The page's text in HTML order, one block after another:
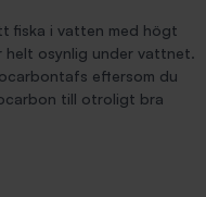
fiska i vatten med högt
helt osynlig under vattnet.
eftersom du
till otroligt bra